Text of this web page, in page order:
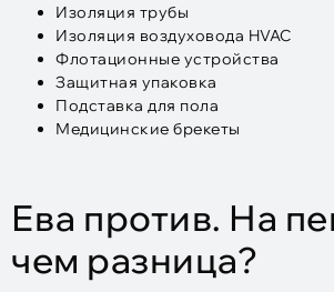
Изоляция трубы
Изоляция воздуховода HVAC
Флотационные устройства
Защитная упаковка
Подставка для пола
Медицинские брекеты
Ева против. На
чем разница?